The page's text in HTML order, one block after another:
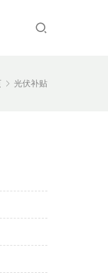
光伏补贴